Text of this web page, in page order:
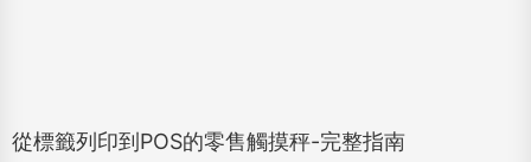
從標籤列印到POS的零售觸摸秤-完整指南